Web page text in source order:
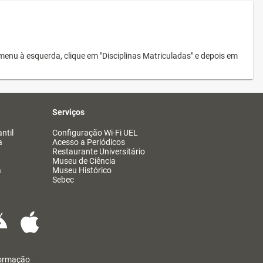
à esquerda, clique em "Disciplinas Matriculadas" e depois em
Serviços
Configuração Wi-Fi UEL
Acesso a Periódicos
Restaurante Universitário
Museu de Ciência
Museu Histórico
Sebec